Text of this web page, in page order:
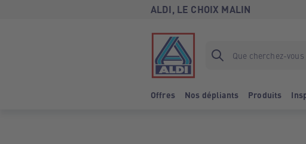
ALDI, LE CHOIX MALIN
Offres Nos dépliants Produits